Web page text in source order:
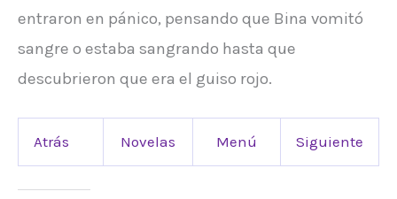
entraron en pánico, pensando que Bina vomitó
sangre o estaba sangrando hasta que
descubrieron que era el guiso rojo.
Atrás Novelas Menú Siguiente